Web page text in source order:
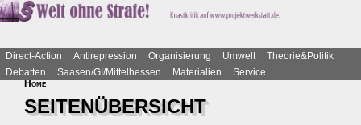
Direct-Action Antirepression Organisierung Umwelt
Theorie&Politik
Debatten
Saasen/GI/Mittelhessen Materialien
Service
Home
SEITENÜBERSICHT